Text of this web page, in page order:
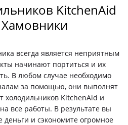
KitchenAid
всегда является неприятным
начинают портиться и их
В любом случае необходимо
за помощью, они выполнят
холодильников KitchenAid и
все работы. В результате вы
и сэкономите огромное